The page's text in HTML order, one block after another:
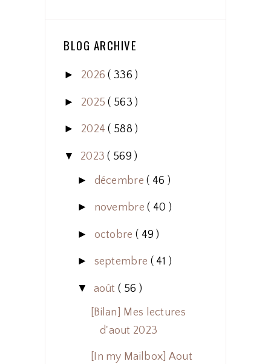
BLOG ARCHIVE
► 2026( 336 )
► 2025( 563 )
► 2024( 588 )
▼ 2023( 569 )
► décembre( 46 )
► novembre( 40 )
► octobre ( 49 )
► septembre ( 41 )
▼ août( 56 )
[Bilan] Mes lectures
d'aout 2023
[In my Mailbox] Aout